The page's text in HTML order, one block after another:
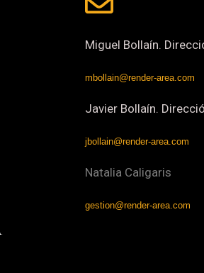
Miguel Bollaín.
mbollain@render-area.com
Javier Bollaín.
jbollain@render-area.com
Natalia Caligaris
gestion@render-area.com